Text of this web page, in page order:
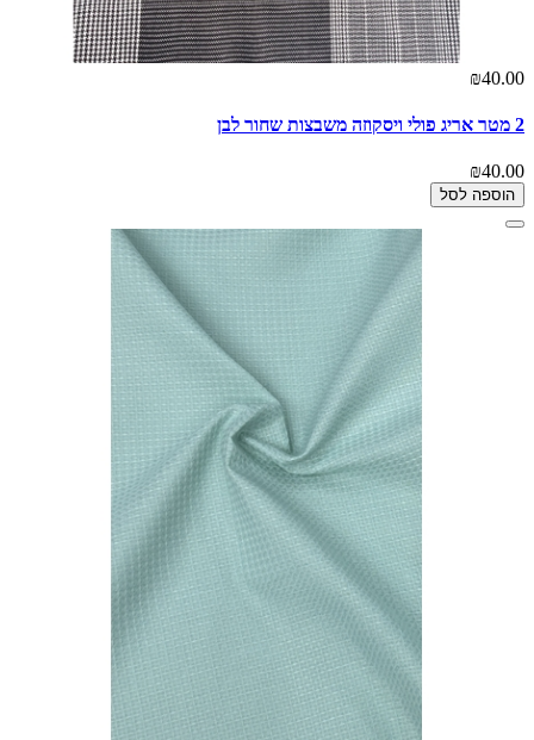
₪40.00
2 מטר אריג פולי ויסקוזה משבצות שחור לבן
₪40.00
הוספה לסל